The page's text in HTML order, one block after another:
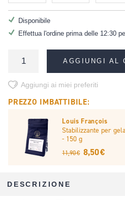
Disponibile
Effettua l'ordine prima delle 12:30
AGGIUNGI AL
Aggiungi ai miei preferiti
PREZZO IMBATTIBILE:
Louis François
Stabilizzante per
- 150 g
11,90 € 8,50 €
DESCRIZIONE